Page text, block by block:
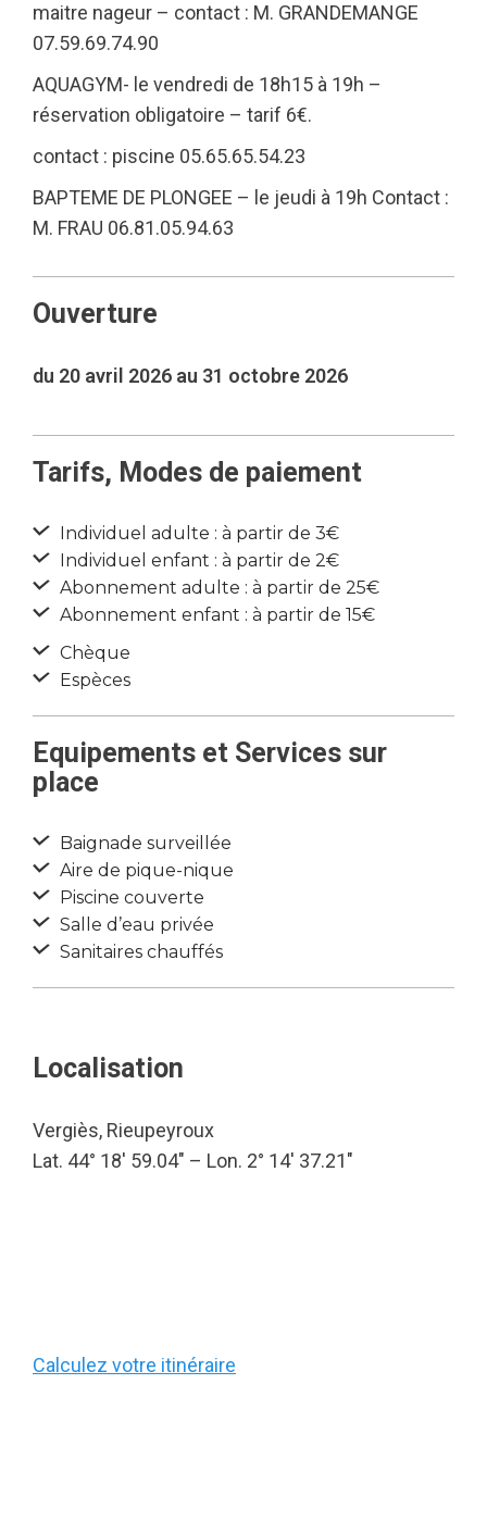
maitre nageur – contact : M. GRANDEMANGE
07.59.69.74.90
AQUAGYM- le vendredi de 18h15 à 19h –
réservation obligatoire – tarif 6€.
contact : piscine 05.65.65.54.23
BAPTEME DE PLONGEE – le jeudi à 19h Contact :
M. FRAU 06.81.05.94.63
Ouverture
du 20 avril 2026 au 31 octobre 2026
Tarifs, Modes de paiement
Individuel adulte : à partir de 3€
Individuel enfant : à partir de 2€
Abonnement adulte : à partir de 25€
Abonnement enfant : à partir de 15€
Chèque
Espèces
Equipements et Services sur
place
Baignade surveillée
Aire de pique-nique
Piscine couverte
Salle d’eau privée
Sanitaires chauffés
Localisation
Vergiès, Rieupeyroux
Lat. 44° 18′ 59.04″ – Lon. 2° 14′ 37.21″
Calculez votre itinéraire